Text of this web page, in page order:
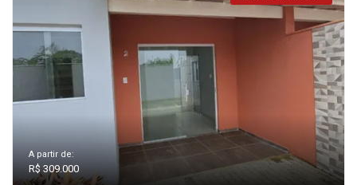
A partir de:
R$ 309.000